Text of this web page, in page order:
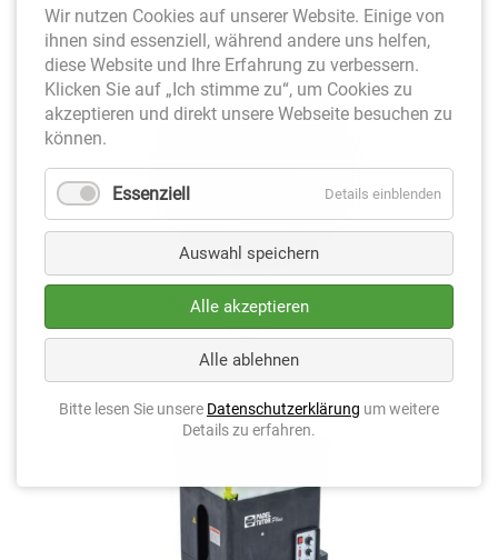
Padel Balls unlimited
7,20€
Wir nutzen Cookies auf unserer Website. Einige von
ihnen sind essenziell, während andere uns helfen,
diese Website und Ihre Erfahrung zu verbessern.
Klicken Sie auf „Ich stimme zu“, um Cookies zu
akzeptieren und direkt unsere Webseite besuchen zu
können.
Essenziell Details einblenden
Auswahl speichern
Alle akzeptieren
Alle ablehnen
Bitte lesen Sie unsere Datenschutzerklärung um weitere
Details zu erfahren.